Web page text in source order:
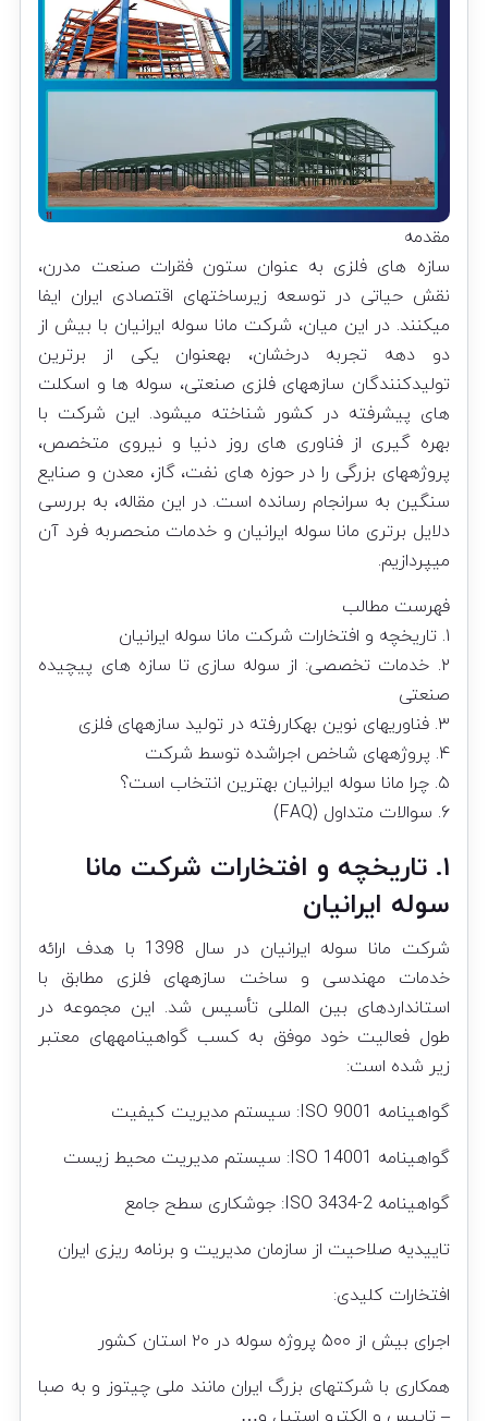
مقدمه
سازه های فلزی به عنوان ستون فقرات صنعت مدرن،
نقش حیاتی در توسعه زیرساختهای اقتصادی ایران ایفا
میکنند. در این میان، شرکت مانا سوله ایرانیان با بیش از
دو دهه تجربه درخشان، بهعنوان یکی از برترین
تولیدکنندگان سازههای فلزی صنعتی، سوله ها و اسکلت
های پیشرفته در کشور شناخته میشود. این شرکت با
بهره گیری از فناوری های روز دنیا و نیروی متخصص،
پروژههای بزرگی را در حوزه های نفت، گاز، معدن و صنایع
سنگین به سرانجام رسانده است. در این مقاله، به بررسی
دلایل برتری مانا سوله ایرانیان و خدمات منحصربه فرد آن
میپردازیم.
فهرست مطالب
۱. تاریخچه و افتخارات شرکت مانا سوله ایرانیان
۲. خدمات تخصصی: از سوله سازی تا سازه های پیچیده
صنعتی
۳. فناوریهای نوین بهکاررفته در تولید سازههای فلزی
۴. پروژههای شاخص اجراشده توسط شرکت
۵. چرا مانا سوله ایرانیان بهترین انتخاب است؟
۶. سوالات متداول (FAQ)
۱. تاریخچه و افتخارات شرکت مانا
سوله ایرانیان
شرکت مانا سوله ایرانیان در سال 1398 با هدف ارائه
خدمات مهندسی و ساخت سازههای فلزی مطابق با
استانداردهای بین المللی تأسیس شد. این مجموعه در
طول فعالیت خود موفق به کسب گواهینامههای معتبر
زیر شده است:
گواهینامه ISO 9001: سیستم مدیریت کیفیت
گواهینامه ISO 14001: سیستم مدیریت محیط زیست
گواهینامه ISO 3434-2: جوشکاری سطح جامع
تاییدیه صلاحیت از سازمان مدیریت و برنامه ریزی ایران
افتخارات کلیدی:
اجرای بیش از ۵۰۰ پروژه سوله در ۲۰ استان کشور
همکاری با شرکتهای بزرگ ایران مانند ملی چیتوز و به صبا